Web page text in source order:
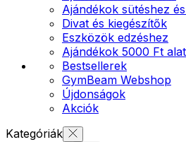
Ajándékok sütéshez
Divat és kiegészítők
Eszközök edzéshez
Ajándékok 5000 Ft
Bestsellerek
GymBeam Webshop
Újdonságok
Akciók
Kategóriák